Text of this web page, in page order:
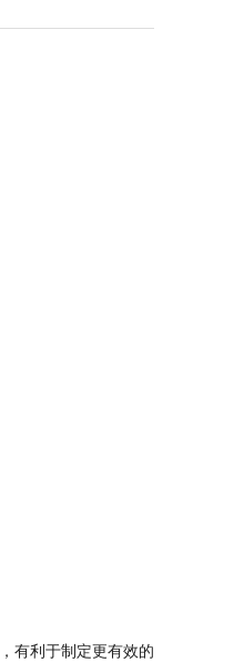
有利于制定更有效的